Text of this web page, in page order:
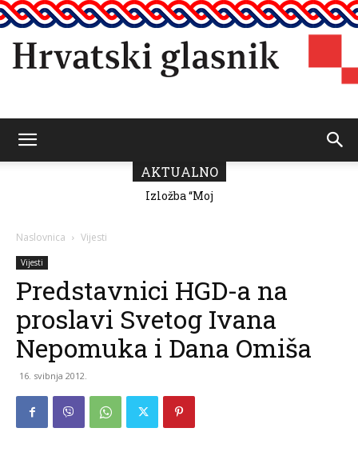
AKTUALNO
Izložba “Moj
Naslovnica Vijesti
Vijesti
Predstavnici HGD-a na
proslavi Svetog Ivana
Nepomuka i Dana Omiša
16. svibnja 2012.